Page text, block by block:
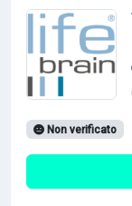
Non verificato